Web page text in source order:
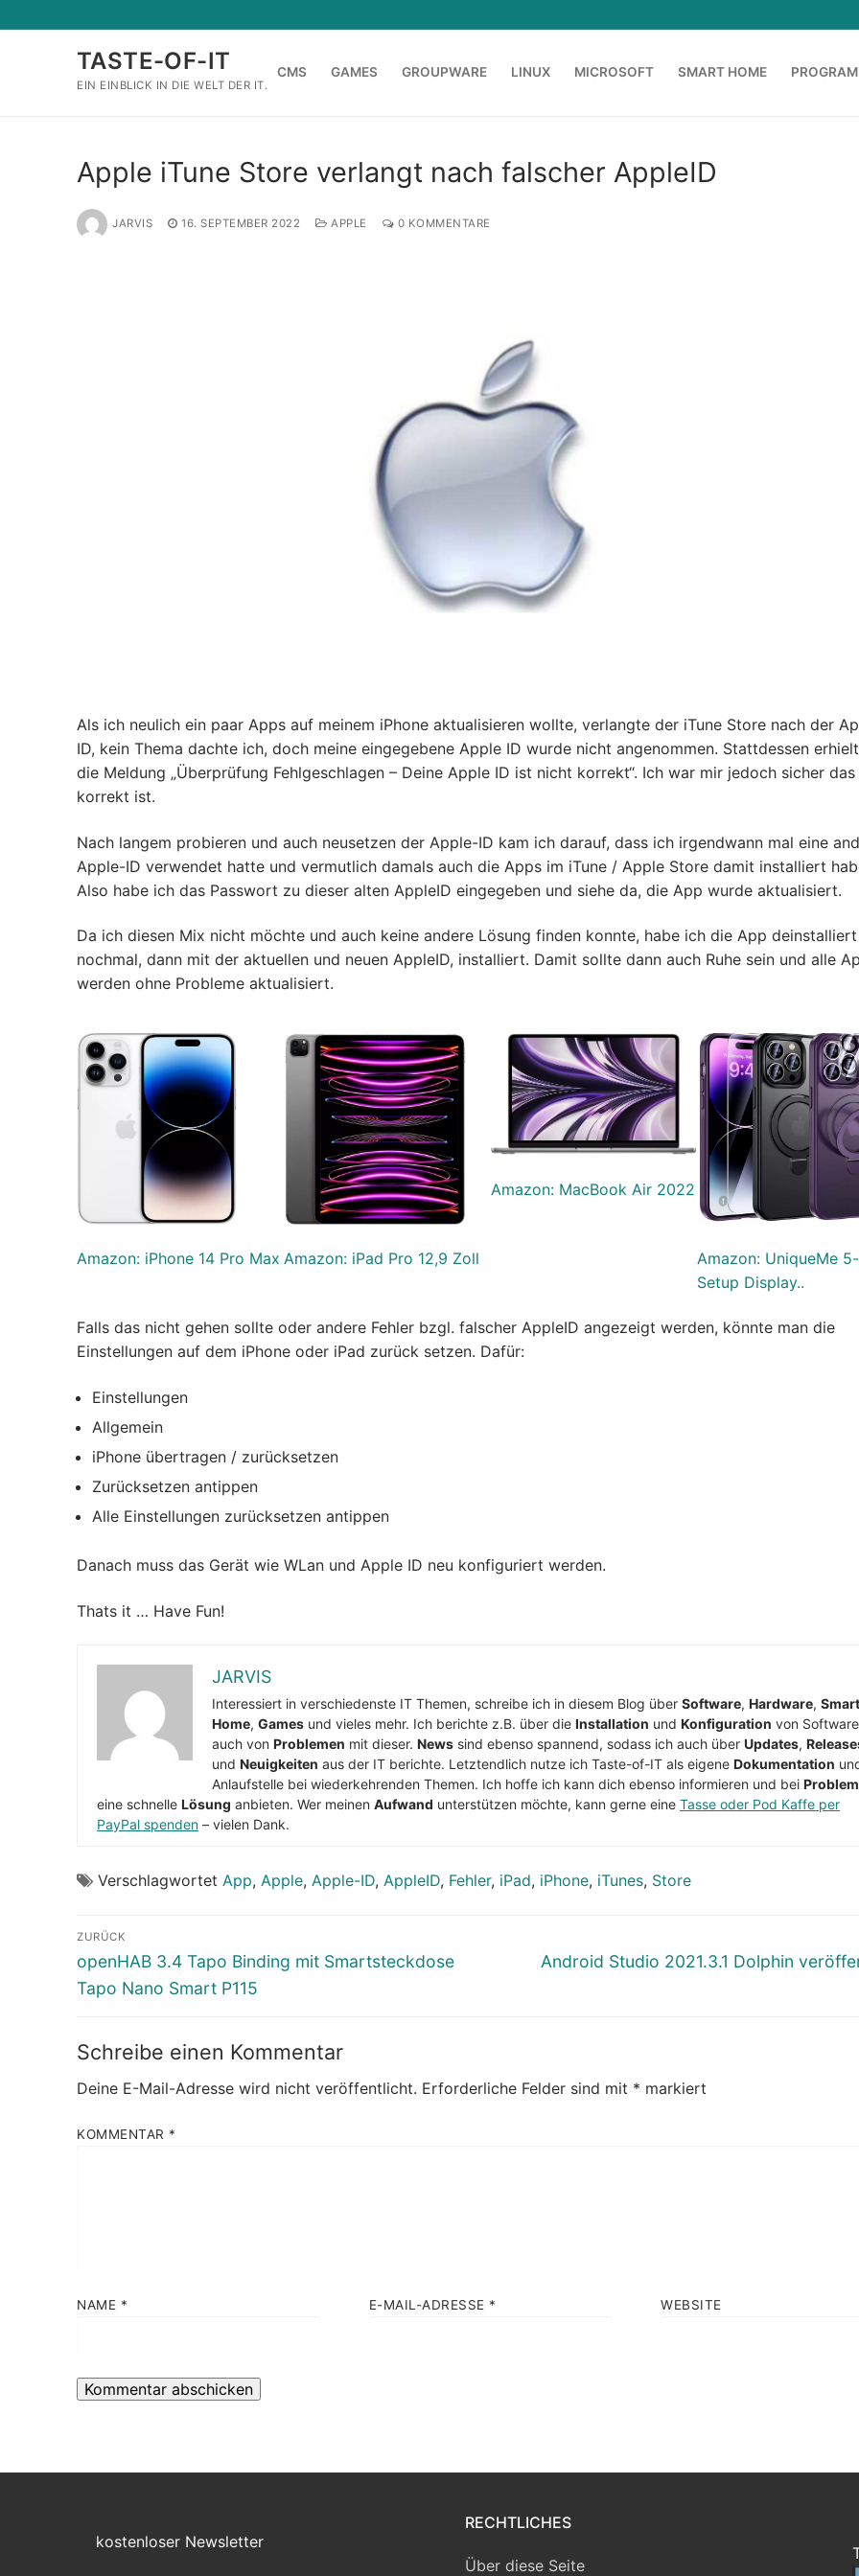
Inhalt
TASTE-OF-IT
EIN EINBLICK IN DIE WELT DER IT.
CMS GAMES GROUPWARE LINUX MICROSOFT SMART HOME
Apple iTune Store verlangt nach falscher AppleID
JARVIS 16. SEPTEMBER 2022 APPLE 0 KOMMENTARE
Als ich neulich ein paar Apps auf meinem iPhone aktualisieren wollte, verlangte der iTune Store nach der
ID, kein Thema dachte ich, doch meine eingegebene Apple ID wurde nicht angenommen. Stattdessen
die Meldung „Überprüfung Fehlgeschlagen – Deine Apple ID ist nicht korrekt“. Ich war mir jedoch sicher das
korrekt ist.
Nach langem probieren und auch neusetzen der Apple-ID kam ich darauf, dass ich irgendwann mal eine
Apple-ID verwendet hatte und vermutlich damals auch die Apps im iTune / Apple Store damit installiert
Also habe ich das Passwort zu dieser alten AppleID eingegeben und siehe da, die App wurde aktualisiert.
Da ich diesen Mix nicht möchte und auch keine andere Lösung finden konnte, habe ich die App
nochmal, dann mit der aktuellen und neuen AppleID, installiert. Damit sollte dann auch Ruhe sein und alle
werden ohne Probleme aktualisiert.
Amazon: iPhone 14 Pro Max Amazon: iPad Pro 12,9 Zoll
Amazon: MacBook Air 2022
Amazon: UniqueMe
Setup Display..
Falls das nicht gehen sollte oder andere Fehler bzgl. falscher AppleID angezeigt werden, könnte man die
Einstellungen auf dem iPhone oder iPad zurück setzen. Dafür:
Einstellungen
Allgemein
iPhone übertragen / zurücksetzen
Zurücksetzen antippen
Alle Einstellungen zurücksetzen antippen
Danach muss das Gerät wie WLan und Apple ID neu konfiguriert werden.
Thats it … Have Fun!
JARVIS
Interessiert in verschiedenste IT Themen, schreibe ich in diesem Blog über Software, Hardware, Smart
Home, Games und vieles mehr. Ich berichte z.B. über die Installation und Konfiguration von
auch von Problemen mit dieser. News sind ebenso spannend, sodass ich auch über Updates,
und Neuigkeiten aus der IT berichte. Letztendlich nutze ich Taste-of-IT als eigene Dokumentation
Anlaufstelle bei wiederkehrenden Themen. Ich hoffe ich kann dich ebenso informieren und bei
eine schnelle Lösung anbieten. Wer meinen Aufwand unterstützen möchte, kann gerne eine Tasse oder Pod Kaffe per
PayPal spenden – vielen Dank.
Verschlagwortet App, Apple, Apple-ID, AppleID, Fehler, iPad, iPhone, iTunes, Store
Beitragsnavigation
ZURÜCK
Vorheriger
Beitrag:
openHAB 3.4 Tapo Binding mit Smartsteckdose
Tapo Nano Smart P115
Nächster
Android Studio 2021.3.1 Dolphin
Schreibe einen Kommentar
Deine E-Mail-Adresse wird nicht veröffentlicht. Erforderliche Felder sind mit * markiert
KOMMENTAR *
NAME * E-MAIL-ADRESSE * WEBSITE
kostenloser Newsletter
RECHTLICHES
Über diese Seite